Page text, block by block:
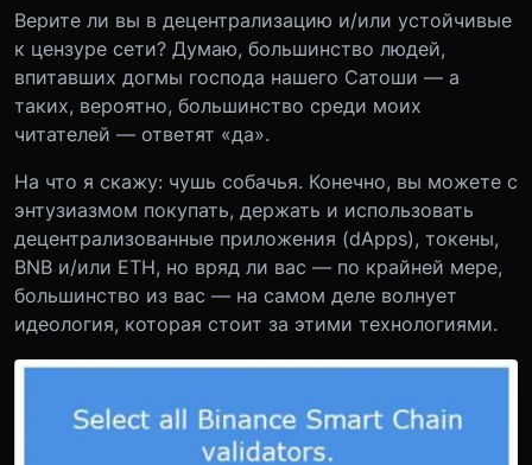
Верите ли вы в децентрализацию и/или устойчивые
к цензуре сети? Думаю, большинство людей,
впитавших догмы господа нашего Сатоши — а
таких, вероятно, большинство среди моих
читателей — ответят «да».
На что я скажу: чушь собачья. Конечно, вы можете с
энтузиазмом покупать, держать и использовать
децентрализованные приложения (dApps), токены,
BNB и/или ETH, но вряд ли вас — по крайней мере,
большинство из вас — на самом деле волнует
идеология, которая стоит за этими технологиями.